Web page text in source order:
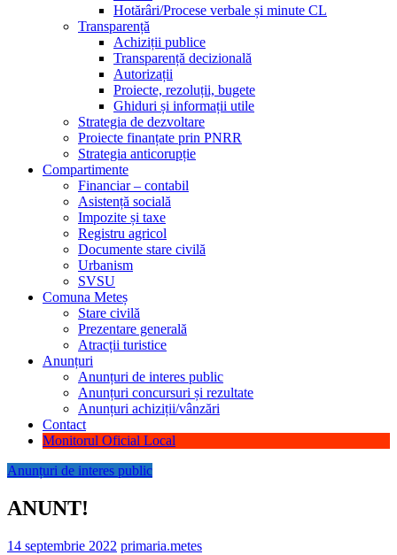
Hotărâri/Procese verbale și minute CL
Transparență
Achiziții publice
Transparență decizională
Autorizații
Proiecte, rezoluții, bugete
Ghiduri și informații utile
Strategia de dezvoltare
Proiecte finanțate prin PNRR
Strategia anticorupție
Compartimente
Financiar – contabil
Asistență socială
Impozite și taxe
Registru agricol
Documente stare civilă
Urbanism
SVSU
Comuna Meteș
Stare civilă
Prezentare generală
Atracții turistice
Anunțuri
Anunțuri de interes public
Anunțuri concursuri și rezultate
Anunțuri achiziții/vânzări
Contact
Monitorul Oficial Local
Anunțuri de interes public
ANUNT!
14 septembrie 2022 primaria.metes